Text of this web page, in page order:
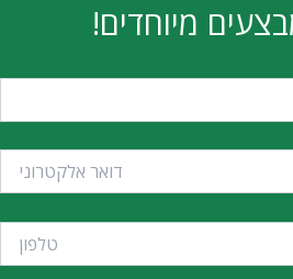
מיוחדים!